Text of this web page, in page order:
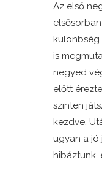
Az első
különbség
is
negyed
előtt
szinten
kezdve.
ugyan a jó
hibáztunk,